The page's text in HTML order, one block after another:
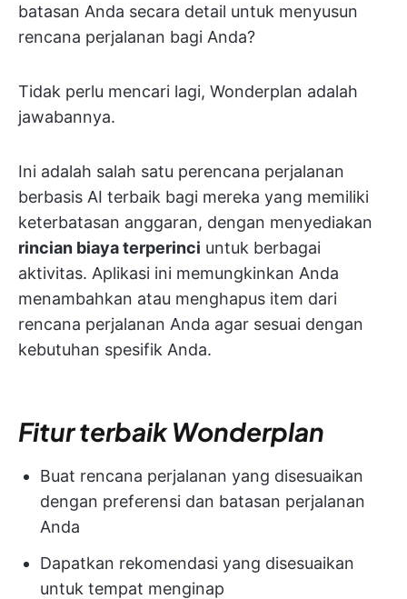
batasan Anda secara detail untuk menyusun
rencana perjalanan bagi Anda?
Tidak perlu mencari lagi, Wonderplan adalah
jawabannya.
Ini adalah salah satu perencana perjalanan
berbasis AI terbaik bagi mereka yang memiliki
keterbatasan anggaran, dengan menyediakan
rincian biaya terperinci untuk berbagai
aktivitas. Aplikasi ini memungkinkan Anda
menambahkan atau menghapus item dari
rencana perjalanan Anda agar sesuai dengan
kebutuhan spesifik Anda.
Fitur terbaik Wonderplan
Buat rencana perjalanan yang disesuaikan
dengan preferensi dan batasan perjalanan
Anda
Dapatkan rekomendasi yang disesuaikan
untuk tempat menginap